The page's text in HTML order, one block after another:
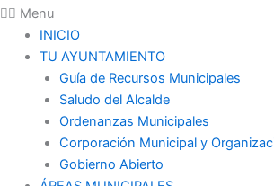
Menu
INICIO
TU AYUNTAMIENTO
Guía de Recursos Municipales
Saludo del Alcalde
Ordenanzas Municipales
Corporación Municipal y
Gobierno Abierto